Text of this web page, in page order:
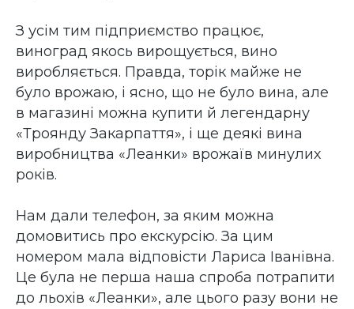
З усім тим підприємство працює,
виноград якось вирощується, вино
виробляється. Правда, торік майже не
було врожаю, і ясно, що не було вина, але
в магазині можна купити й легендарну
«Троянду Закарпаття», і ще деякі вина
виробництва «Леанки» врожаїв минулих
років.
Нам дали телефон, за яким можна
домовитись про екскурсію. За цим
номером мала відповісти Лариса Іванівна.
Це була не перша наша спроба потрапити
до льохів «Леанки», але цього разу вони не